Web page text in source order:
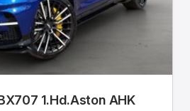
1.Hd.Aston AHK